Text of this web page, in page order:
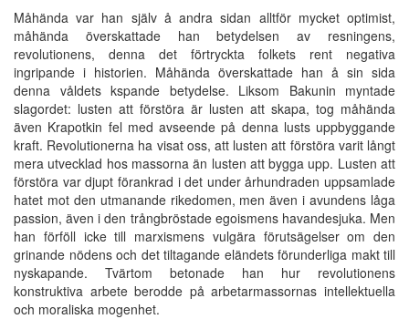
Måhända var han själv å andra sidan alltför mycket optimist,
måhända överskattade han betydelsen av resningens,
revolutionens, denna det förtryckta folkets rent negativa
ingripande i historien. Måhända överskattade han å sin sida
denna våldets kspande betydelse. Liksom Bakunin myntade
slagordet: lusten att förstöra är lusten att skapa, tog måhända
även Krapotkin fel med avseende på denna lusts uppbyggande
kraft. Revolutionerna ha visat oss, att lusten att förstöra varit långt
mera utvecklad hos massorna än lusten att bygga upp. Lusten att
förstöra var djupt förankrad i det under århundraden uppsamlade
hatet mot den utmanande rikedomen, men även i avundens låga
passion, även i den trångbröstade egoismens havandesjuka. Men
han förföll icke till marxismens vulgära förutsägelser om den
grinande nödens och det tiltagande eländets förunderliga makt till
nyskapande. Tvärtom betonade han hur revolutionens
konstruktiva arbete berodde på arbetarmassornas intellektuella
och moraliska mogenhet.